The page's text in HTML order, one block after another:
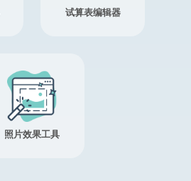
试算表编辑器
照片效果工具